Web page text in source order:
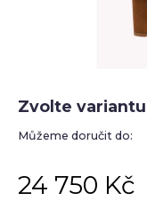
24 750 Kč
Zvolte variantu
Můžeme doručit do: